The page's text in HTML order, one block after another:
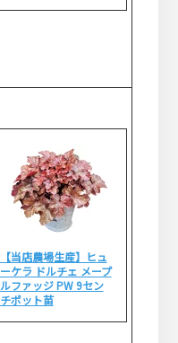
【当店農場生産】ヒュ
ーケラ ドルチェ メープ
ルファッジ PW 9セン
チポット苗